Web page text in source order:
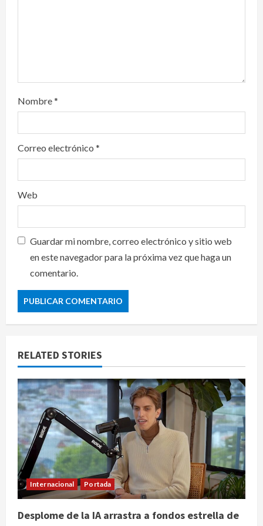
Nombre*
Correo electrónico *
Web
Guardar mi nombre, correo electrónico y sitio web
en este navegador para la próxima vez que haga un
comentario.
RELATED STORIES
Internacional Portada
Desplome de la IA arrastra a fondos estrella de